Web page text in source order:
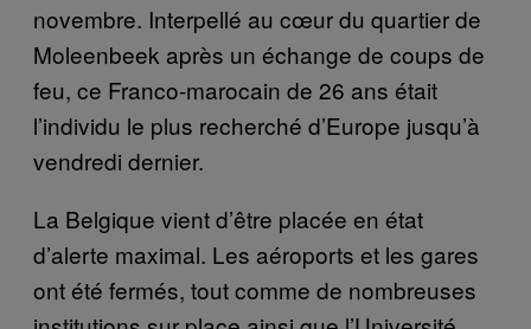
novembre. Interpellé au cœur du quartier de
Moleenbeek après un échange de coups de
feu, ce Franco-marocain de 26 ans était
l’individu le plus recherché d’Europe jusqu’à
vendredi dernier.
La Belgique vient d’être placée en état
d’alerte maximal. Les aéroports et les gares
ont été fermés, tout comme de nombreuses